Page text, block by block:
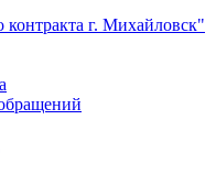
контракта г. Михайловск"